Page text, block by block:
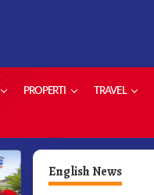
PROPERTI TRAVEL
English News